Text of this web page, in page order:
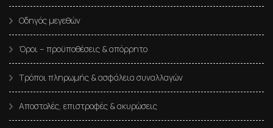
Οδηγός μεγεθών
Όροι – προϋποθέσεις & απόρρητο
Τρόποι πληρωμής & ασφάλεια συναλλαγών
Αποστολές, επιστροφές & ακυρώσεις